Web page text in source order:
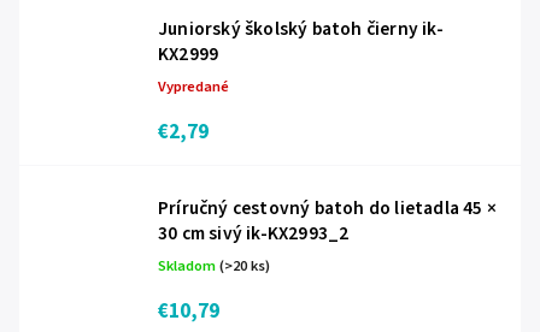
Juniorský školský batoh čierny ik-
KX2999
Vypredané
€2,79
Príručný cestovný batoh do lietadla 45 ×
30 cm sivý ik-KX2993_2
Skladom(>20 ks)
€10,79